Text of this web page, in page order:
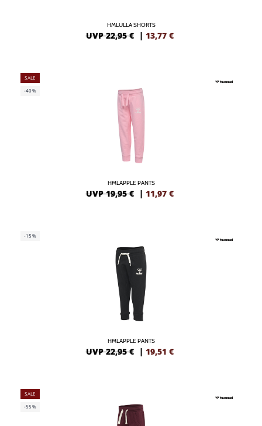
HMLULLA SHORTS
UVP 22,95 € | 13,77 €
SALE
-40%
HMLAPPLE PANTS
UVP 19,95 € | 11,97 €
-15%
HMLAPPLE PANTS
UVP 22,95 € | 19,51 €
SALE
-55%